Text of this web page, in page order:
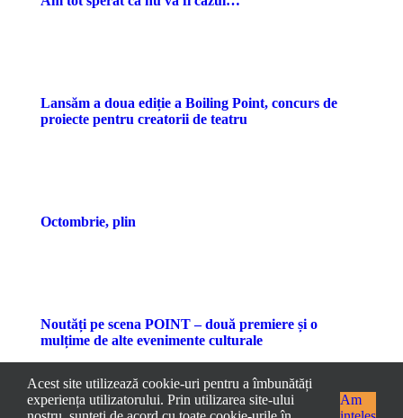
Lansăm a doua ediție a Boiling Point, concurs de
proiecte pentru creatorii de teatru
Octombrie, plin
Noutăți pe scena POINT – două premiere și o
mulțime de alte evenimente culturale
Acest site utilizează cookie-uri pentru a îmbunătăți
experiența utilizatorului. Prin utilizarea site-ului
Am